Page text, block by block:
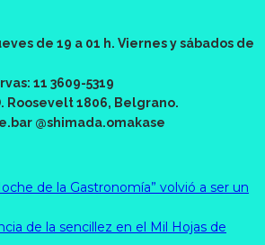
de 19 a 01 h. Viernes y sábados de
11 3609-5319
Roosevelt 1806, Belgrano.
@shimada.omakase
de la Gastronomía” volvió a ser un
de la sencillez en el Mil Hojas de